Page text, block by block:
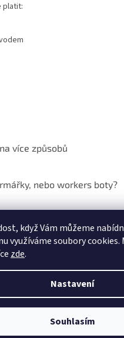
když Vám můžeme
využíváme soubory cookies.
zde.
Nastavení
Souhlasím
platit:
více způsobů
nebo workers boty?
Vytvořil Shoptet
DONA BOTA. Všechna